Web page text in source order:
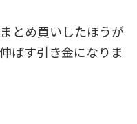
とめ買いしたほうが
ばす引き金になりま